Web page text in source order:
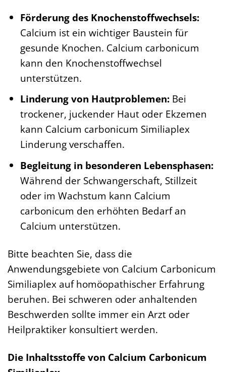
Förderung des Knochenstoffwechsels:
Calcium ist ein wichtiger Baustein für
gesunde Knochen. Calcium carbonicum
kann den Knochenstoffwechsel
unterstützen.
Linderung von Hautproblemen:Bei
trockener, juckender Haut oder Ekzemen
kann Calcium carbonicum Similiaplex
Linderung verschaffen.
Begleitung in besonderen Lebensphasen:
Während der Schwangerschaft, Stillzeit
oder im Wachstum kann Calcium
carbonicum den erhöhten Bedarf an
Calcium unterstützen.
Bitte beachten Sie, dass die
Anwendungsgebiete von Calcium Carbonicum
Similiaplex auf homöopathischer Erfahrung
beruhen. Bei schweren oder anhaltenden
Beschwerden sollte immer ein Arzt oder
Heilpraktiker konsultiert werden.
Die Inhaltsstoffe von Calcium Carbonicum